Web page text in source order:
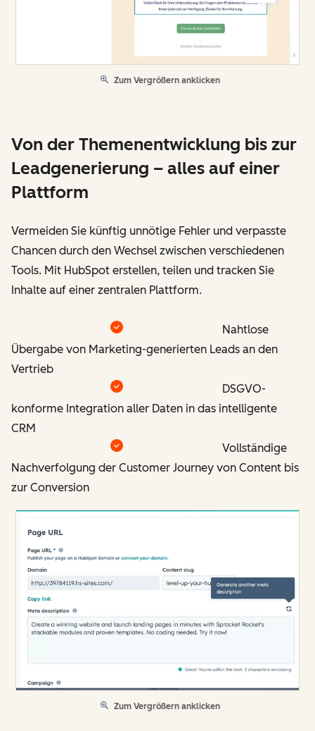
Zum Vergrößern anklicken
Von der Themenentwicklung bis zur
Leadgenerierung – alles auf einer
Plattform
Vermeiden Sie künftig unnötige Fehler und verpasste
Chancen durch den Wechsel zwischen verschiedenen
Tools. Mit HubSpot erstellen, teilen und tracken Sie
Inhalte auf einer zentralen Plattform.
Nahtlose
Übergabe von Marketing-generierten Leads an den
Vertrieb
DSGVO-
konforme Integration aller Daten in das intelligente
CRM
Vollständige
Nachverfolgung der Customer Journey von Content bis
zur Conversion
Zum Vergrößern anklicken